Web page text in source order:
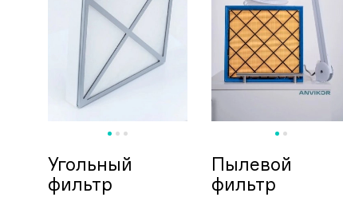
Угольный
фильтр
Пылевой
фильтр